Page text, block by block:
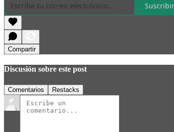
Compartir
Discusión sobre este post
Comentarios Restacks